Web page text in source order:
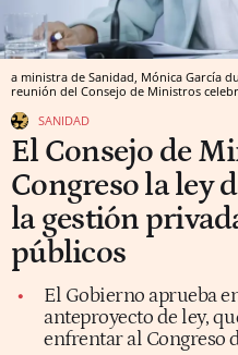
a ministra de Sanidad, Mónica García
reunión del Consejo de Ministros
SANIDAD
El Consejo de
Congreso la ley
la gestión
públicos
El Gobierno aprueba
anteproyecto de ley,
enfrentar al Congreso